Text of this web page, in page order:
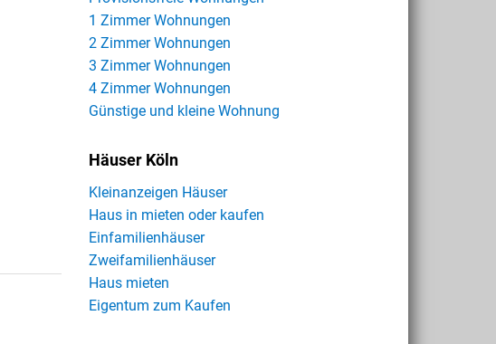
1 Zimmer Wohnungen
2 Zimmer Wohnungen
3 Zimmer Wohnungen
4 Zimmer Wohnungen
Günstige und kleine Wohnung
Häuser Köln
Kleinanzeigen Häuser
Haus in mieten oder kaufen
Einfamilienhäuser
Zweifamilienhäuser
Haus mieten
Eigentum zum Kaufen